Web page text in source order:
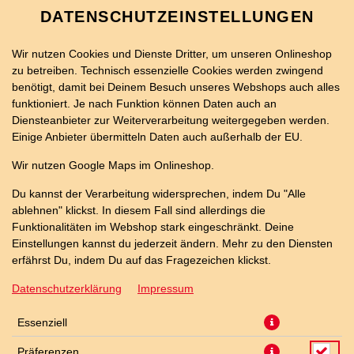
KALAMATA OLIVEN -
SCHWARZ - SCHALE EXTRA
DATENSCHUTZEINSTELLUNGEN
Wir nutzen Cookies und Dienste Dritter, um unseren Onlineshop
zu betreiben. Technisch essenzielle Cookies werden zwingend
benötigt, damit bei Deinem Besuch unseres Webshops auch alles
funktioniert. Je nach Funktion können Daten auch an
Diensteanbieter zur Weiterverarbeitung weitergegeben werden.
Einige Anbieter übermitteln Daten auch außerhalb der EU.
Wir nutzen Google Maps im Onlineshop.
Du kannst der Verarbeitung widersprechen, indem Du "Alle
ablehnen" klickst. In diesem Fall sind allerdings die
Funktionalitäten im Webshop stark eingeschränkt. Deine
Einstellungen kannst du jederzeit ändern. Mehr zu den Diensten
erfährst Du, indem Du auf das Fragezeichen klickst.
Datenschutzerklärung Impressum
Essenziell